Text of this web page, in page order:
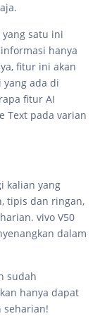
yang satu ini
hanya
fitur ini akan
ada di
fitur AI
Text pada varian
kalian yang
tipis dan ringan,
vivo V50
dalam
sudah
hanya dapat
seharian!